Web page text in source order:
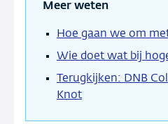
Meer weten
Hoe gaan we om
Wie doet wat bij
Terugkijken: DNB
Knot